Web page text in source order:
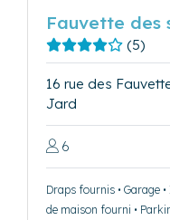
Fauvette des
(5)
16 rue des
Jard
6
Draps fournis • Garage
de maison fourni •